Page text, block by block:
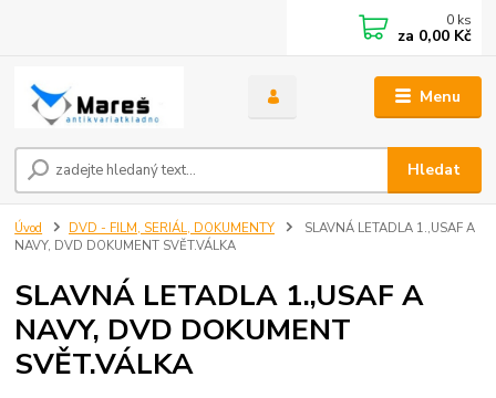
Menu
Hledat
0 ks
za 0,00 Kč
Úvod DVD - FILM, SERIÁL, DOKUMENTY
SLAVNÁ LETADLA 1.,USAF A
NAVY, DVD DOKUMENT SVĚT.VÁLKA
SLAVNÁ LETADLA 1.,USAF A
NAVY, DVD DOKUMENT
SVĚT.VÁLKA